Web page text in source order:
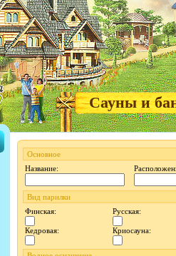
Сауны и
Основное
Название:
Вид парилки
Финская:
Русская:
Кедровая: Криосауна: